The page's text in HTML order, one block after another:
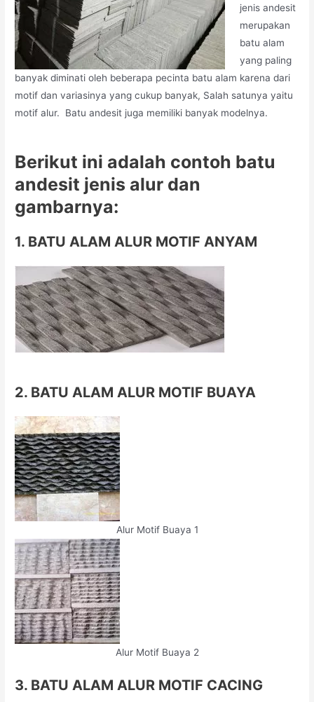
jenis andesit
merupakan
batu alam
yang paling
banyak diminati oleh beberapa pecinta batu alam karena dari
motif dan variasinya yang cukup banyak, Salah satunya yaitu
motif alur. Batu andesit juga memiliki banyak modelnya.
Berikut ini adalah contoh batu
andesit jenis alur dan
gambarnya:
1. BATU ALAM ALUR MOTIF ANYAM
2. BATU ALAM ALUR MOTIF BUAYA
Alur Motif Buaya 1
Alur Motif Buaya 2
3. BATU ALAM ALUR MOTIF CACING